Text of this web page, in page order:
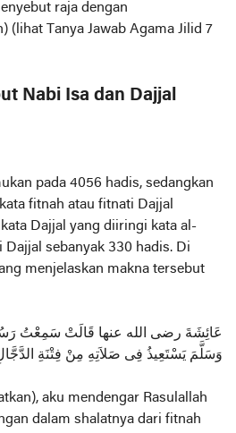
Nabi Isa dan Dajjal
pada 4056 hadis, sedangkan
fitnah atau fitnati Dajjal
Dajjal yang diiringi kata al-
sebanyak 330 hadis. Di
menjelaskan makna tersebut
عَائِشَةَ رضى الله عنها قَالَتْ سَمِعْتُ
وَسَلَّمَ يَسْتَعِيذُ فِى صَلاَتِهِ مِنْ فِتْنَةِ
aku mendengar Rasulallah
dalam shalatnya dari fitnah